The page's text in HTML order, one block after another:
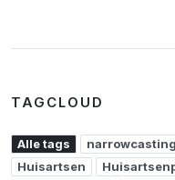
TAGCLOUD
Alle tags narrowcasting
Huisartsen